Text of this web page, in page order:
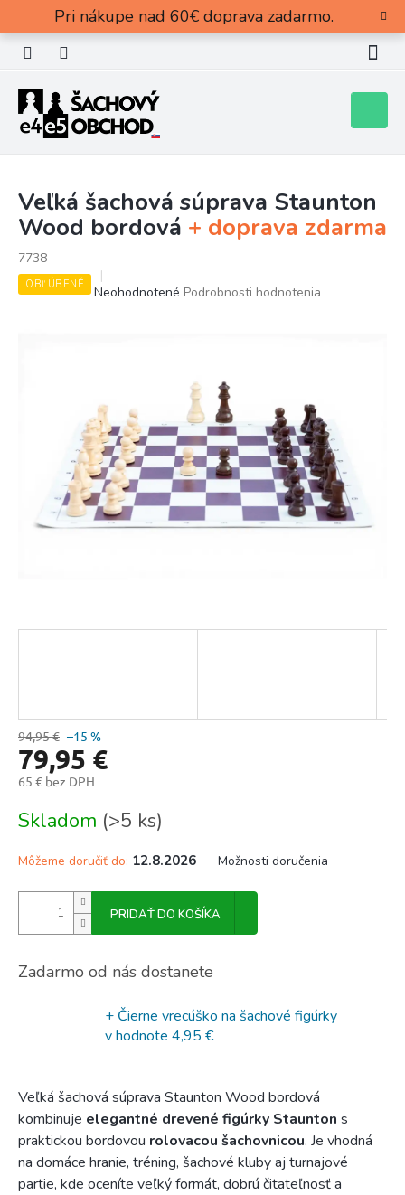
obsah
Pri nákupe nad 60€ doprava zadarmo.
košík
Veľká šachová súprava Staunton
Wood bordová + doprava zdarma
7738
OBĽÚBENÉ
Priemerné
hviezdičiek.
Neohodnotené Podrobnosti hodnotenia
94,95 € –15 %
79,95 €
65 € bez DPH
cena:
Skladom (>5 ks)
Môžeme doručiť do: 12.8.2026 Možnosti doručenia
PRIDAŤ DO KOŠÍKA
Zadarmo od nás dostanete
+ Čierne vrecúško na šachové figúrky
v hodnote 4,95 €
Veľká šachová súprava Staunton Wood bordová
kombinuje elegantné drevené figúrky Staunton s
praktickou bordovou rolovacou šachovnicou. Je vhodná
na domáce hranie, tréning, šachové kluby aj turnajové
partie, kde oceníte veľký formát, dobrú čitateľnosť a